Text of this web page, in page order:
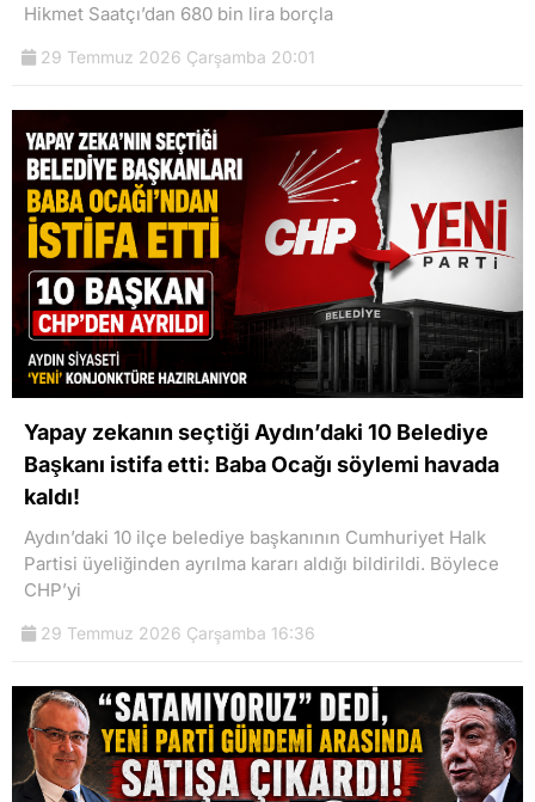
Hikmet Saatçı’dan 680 bin lira borçla
29 Temmuz 2026 Çarşamba 20:01
Yapay zekanın seçtiği Aydın’daki 10 Belediye
Başkanı istifa etti: Baba Ocağı söylemi havada
kaldı!
Aydın’daki 10 ilçe belediye başkanının Cumhuriyet Halk
Partisi üyeliğinden ayrılma kararı aldığı bildirildi. Böylece
CHP’yi
29 Temmuz 2026 Çarşamba 16:36